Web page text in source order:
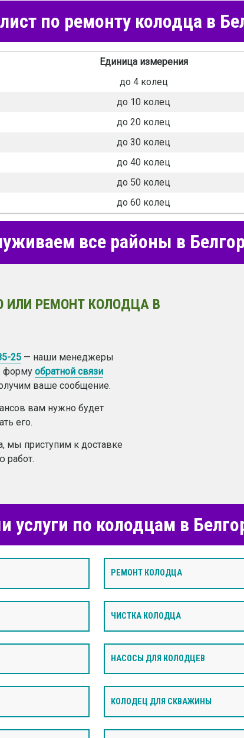
по ремонту колодца в
Единица измерения
до 4 колец
до 10 колец
до 20 колец
до 30 колец
до 40 колец
до 50 колец
до 60 колец
все районы в
ИЛИ РЕМОНТ КОЛОДЦА В
25 — наши менеджеры
форму обратной связи
ваше сообщение.
вам нужно будет
его.
мы приступим к доставке
работ.
услуги по колодцам в
РЕМОНТ КОЛОДЦА
ЧИСТКА КОЛОДЦА
НАСОСЫ ДЛЯ КОЛОДЦЕВ
КОЛОДЕЦ ДЛЯ СКВАЖИНЫ